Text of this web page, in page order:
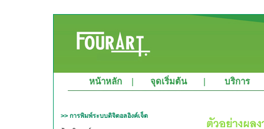
หน้าหลัก| จุดเริ่มต้น| บริการ
>> การพิมพ์ระบบดิจิตอลอิงค์เจ็ต